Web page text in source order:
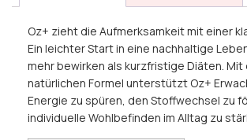
Oz+ zieht die Aufmerksamkeit mit einer
Ein leichter Start in eine nachhaltige
mehr bewirken als kurzfristige Diäten. Mit
natürlichen Formel unterstützt Oz+
Energie zu spüren, den Stoffwechsel zu
individuelle Wohlbefinden im Alltag zu